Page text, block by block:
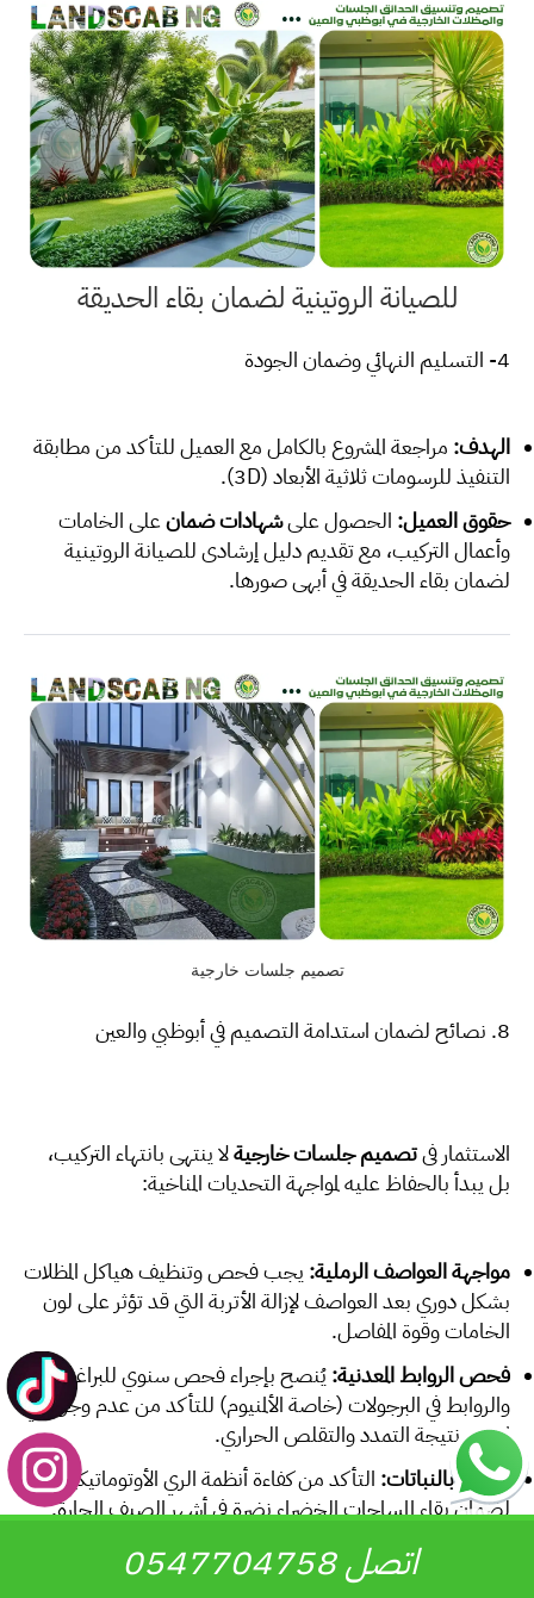
للصيانة الروتينية لضمان بقاء الحديقة
4- التسليم النهائي وضمان الجودة
الهدف: مراجعة المشروع بالكامل مع العميل للتأكد من مطابقة
التنفيذ للرسومات ثلاثية الأبعاد (3D).
حقوق العميل: الحصول علىشهادات ضمانعلى الخامات
وأعمال التركيب، مع تقديم دليل إرشادي للصيانة الروتينية
لضمان بقاء الحديقة في أبهى صورها.
تصميم جلسات خارجية
8. نصائح لضمان استدامة التصميم في أبوظبي والعين
الاستثمار فيتصميم جلسات خارجيةلا ينتهي بانتهاء التركيب،
بل يبدأ بالحفاظ عليه لمواجهة التحديات المناخية:
مواجهة العواصف الرملية: يجب فحص وتنظيف هياكل المظلات
بشكل دوري بعد العواصف لإزالة الأتربة التي قد تؤثر على لون
الخامات وقوة المفاصل.
فحص الروابط المعدنية:يُنصح بإجراء فحص سنوي للبراغي
والروابط في البرجولات (خاصة الألمنيوم) للتأكد من عدم وجود أي
ارتخاء نتيجة التمدد والتقلص الحراري.
العناية بالنباتات: التأكد من كفاءة أنظمة الري الأوتوماتيكية
لضمان بقاء المساحات الخضراء نضرة في أشهر الصيف الحارة.
اتصل 0547704758